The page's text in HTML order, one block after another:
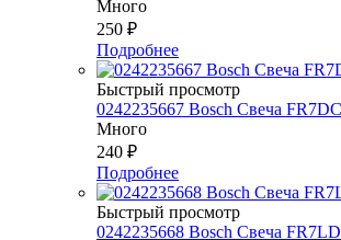
Много
250 ₽
Подробнее
Быстрый просмотр
0242235667 Bosch Свеча
Много
240 ₽
Подробнее
Быстрый просмотр
0242235668 Bosch Свеча